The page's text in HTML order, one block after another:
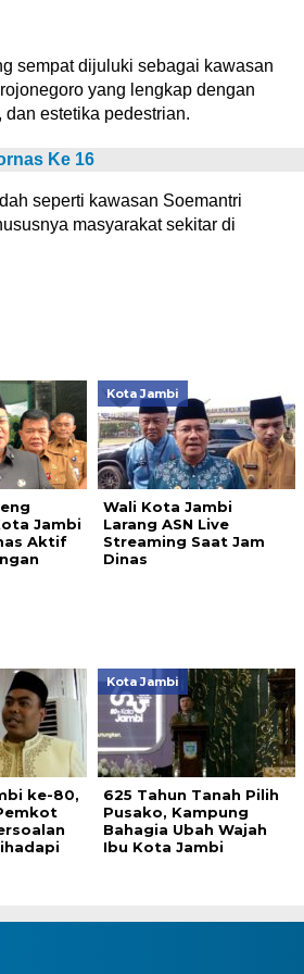
sempat dijuluki sebagai kawasan
yang lengkap dengan
estetika pedestrian.
Ke 16
seperti kawasan Soemantri
masyarakat sekitar di
Jambi
Aktif
Kota Jambi
Wali Kota Jambi
Larang ASN Live
Streaming Saat Jam
Dinas
ke-80,
Kota Jambi
625 Tahun Tanah Pilih
Pusako, Kampung
Bahagia Ubah Wajah
Ibu Kota Jambi